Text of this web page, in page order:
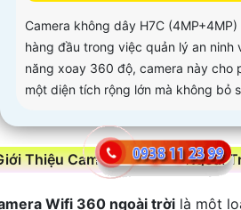
Camera không dây H7C
hàng đầu trong việc quản lý an ninh
năng xoay 360 độ, camera này cho
một diện tích rộng lớn mà không bỏ
Thiệu Camera Wifi 360 Ngoài
Wifi 360 ngoài trời là một